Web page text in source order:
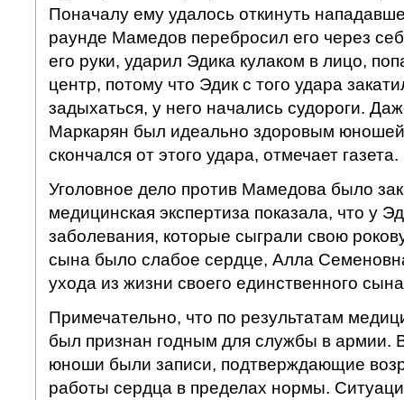
Поначалу ему удалось откинуть
раунде Мамедов перебросил его через
его руки, ударил Эдика кулаком в лицо,
центр, потому что Эдик с того удара
задыхаться, у него начались судороги.
Маркарян был идеально здоровым
скончался от этого удара, отмечает газета.
Уголовное дело против Мамедова было
медицинская экспертиза показала, что у
заболевания, которые сыграли свою
сына было слабое сердце, Алла
ухода из жизни своего единственного
Примечательно, что по результатам
был признан годным для службы в армии.
юноши были записи, подтверждающие
работы сердца в пределах нормы.